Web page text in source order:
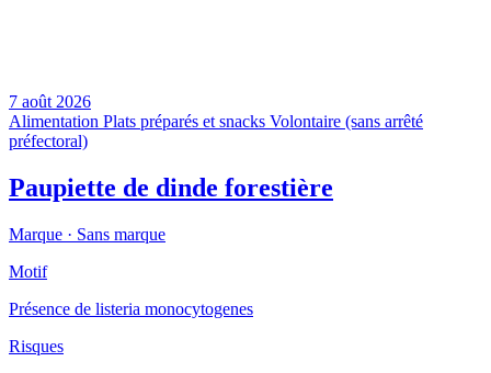
7 août 2026
Alimentation Plats préparés et snacks Volontaire (sans arrêté
préfectoral)
Paupiette de dinde forestière
Marque · Sans marque
Motif
Présence de listeria monocytogenes
Risques